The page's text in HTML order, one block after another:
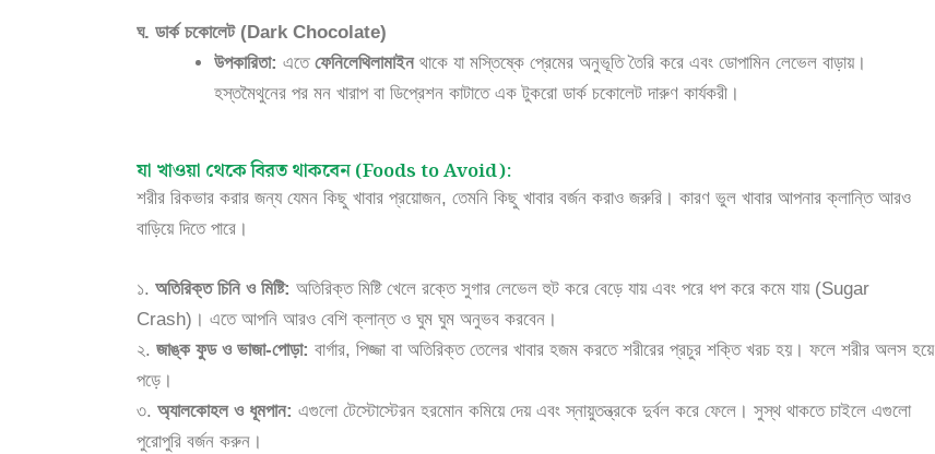
ঘ. ডার্ক চকোলেট (Dark Chocolate)
উপকারিতা: এতে ফেনিলেথিলামাইনথাকে যা মস্তিষ্কে প্রেমের অনুভূতি তৈরি করে এবং ডোপামিন লেভেল বাড়ায়।
হস্তমৈথুনের পর মন খারাপ বা ডিপ্রেশন কাটাতে এক টুকরো ডার্ক চকোলেট দারুণ কার্যকরী।
যা খাওয়া থেকে বিরত থাকবেন (Foods to Avoid):
শরীর রিকভার করার জন্য যেমন কিছু খাবার প্রয়োজন, তেমনি কিছু খাবার বর্জন করাও জরুরি। কারণ ভুল খাবার আপনার ক্লান্তি আরও
বাড়িয়ে দিতে পারে।
১. অতিরিক্ত চিনি ও মিষ্টি: অতিরিক্ত মিষ্টি খেলে রক্তে সুগার লেভেল হুট করে বেড়ে যায় এবং পরে ধপ করে কমে যায় (Sugar
Crash)। এতে আপনি আরও বেশি ক্লান্ত ও ঘুম ঘুম অনুভব করবেন।
২. জাঙ্ক ফুড ও ভাজা-পোড়া: বার্গার, পিজ্জা বা অতিরিক্ত তেলের খাবার হজম করতে শরীরের প্রচুর শক্তি খরচ হয়। ফলে শরীর অলস হয়ে
পড়ে।
৩. অ্যালকোহল ও ধূমপান: এগুলো টেস্টোস্টেরন হরমোন কমিয়ে দেয় এবং স্নায়ুতন্ত্রকে দুর্বল করে ফেলে। সুস্থ থাকতে চাইলে এগুলো
পুরোপুরি বর্জন করুন।